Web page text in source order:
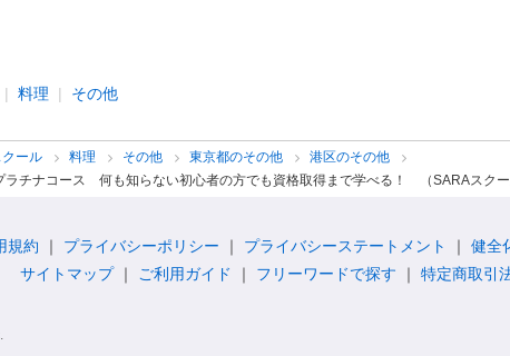
料理 その他
ール 料理 その他 東京都のその他
港区のその他
ラチナコース 何も知らない初心者の方でも資格取得まで学べる！ （SARAスクー
規約 プライバシーポリシー プライバシーステートメント 健全
サイトマップ
ご利用ガイド フリーワードで探す 特定商取引